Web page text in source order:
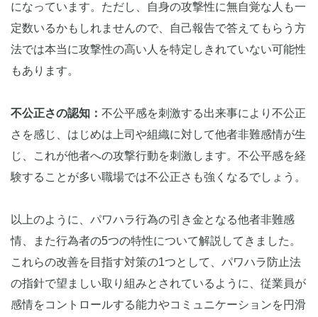
になっています。ただし、自身の攻撃性に無自覚な人も一
定数いるかもしれませんので、自己報告で答えてもらう方
法では本当に攻撃性の高い人を特定しきれていない可能性
もあります。
不公正さの認知： 不公平感を刺激する出来事により不公正
さを感じ、はじめは上司や組織に対して他者非難感情が生
じ、これが他者への攻撃行動を刺激します。不公平感を経
験することが多い職場では不公正さも強くなるでしょう。
以上のように、パワハラ行為の引き金となる他者非難感
情、また行為者の5つの特性について解説してきました。
これらの改善を目指す対策の1つとして、パワハラ防止法
の指針で望ましい取り組みとされているように、従業員が
感情をコントロールする能力やコミュニケーションを円滑